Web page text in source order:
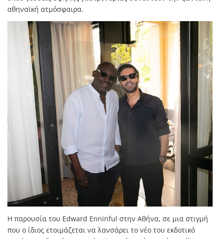
αθηναϊκή ατμόσφαιρα.
Η παρουσία του Edward Enninful στην Αθήνα, σε μια στιγμή
που ο ίδιος ετοιμάζεται να λανσάρει το νέο του εκδοτικό